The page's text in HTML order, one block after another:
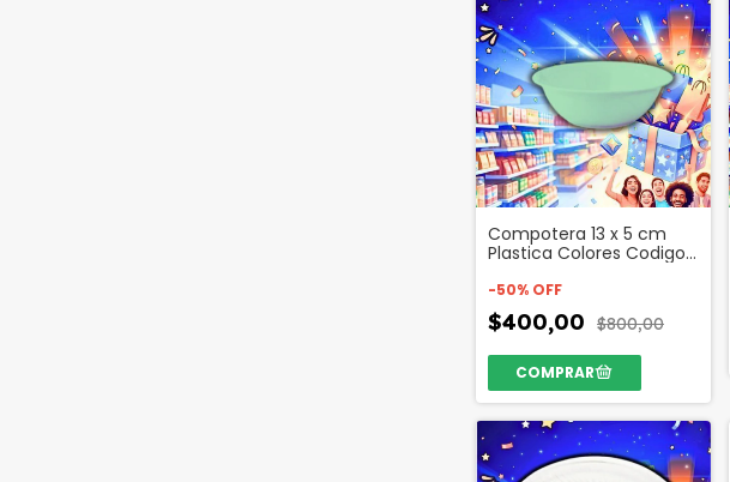
Compotera 13 x 5 cm
Plastica Colores Codigo
-50% OFF
$400,00 $800,00